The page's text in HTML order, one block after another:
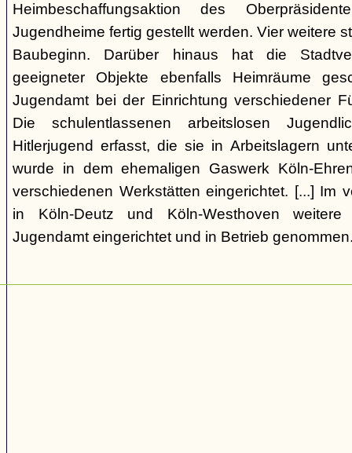
Heimbeschaffungsaktion des
Jugendheime fertig gestellt werden. Vier weitere
Baubeginn. Darüber hinaus hat die
geeigneter Objekte ebenfalls Heimräume
Jugendamt bei der Einrichtung verschiedener
Die schulentlassenen arbeitslosen
Hitlerjugend erfasst, die sie in Arbeitslagern
wurde in dem ehemaligen Gaswerk Köln-
verschiedenen Werkstätten eingerichtet. [...] Im
in Köln-Deutz und Köln-Westhoven
Jugendamt eingerichtet und in Betrieb